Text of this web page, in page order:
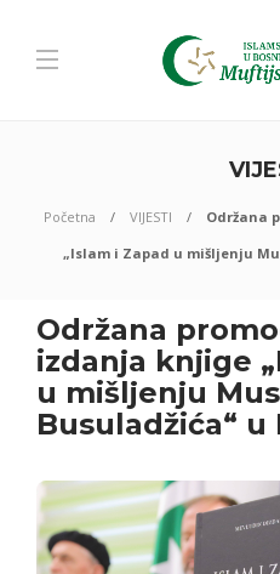
Početna VIJESTI
Održana
„Islam i Zapad u mišljenju
Održana
izdanja knjige
u mišljenju
Busuladžića“ u